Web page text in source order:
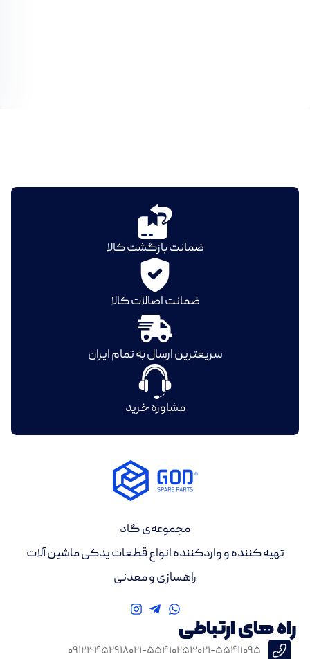
ضمانت بازگشت کالا
ضمانت اصالات کالا
سریعترین ارسال به تمام ایران
مشاوره خرید
راه های ارتباطی
۰۲۱-۵۵۴۱۱۰۹۵۰۲۱-۵۵۴۱۰۲۵۳۰۹۱۲۳۴۵۲۹۱۸
مجموعه‌ی گاد
تهیه کننده و واردکننده انواع قطعات یدکی ماشین آلات
راهسازی و معدنی